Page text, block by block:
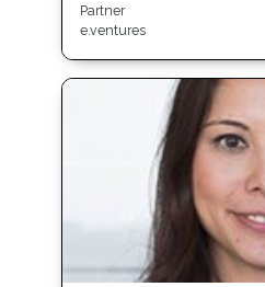
Partner
e.ventures